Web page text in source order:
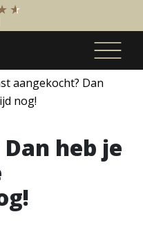
aangekocht? Dan
nog!
heb je